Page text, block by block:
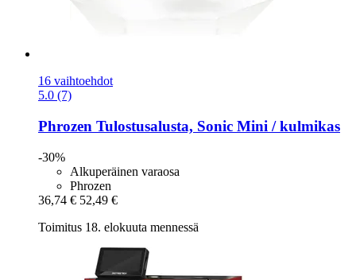
16 vaihtoehdot
5.0 (7)
Phrozen Tulostusalusta, Sonic Mini / kulmikas
-30%
Alkuperäinen varaosa
Phrozen
36,74 € 52,49 €
Toimitus 18. elokuuta mennessä